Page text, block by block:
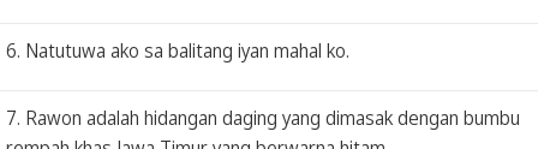
6. Natutuwa ako sa balitang iyan mahal ko.
7. Rawon adalah hidangan daging yang dimasak dengan bumbu